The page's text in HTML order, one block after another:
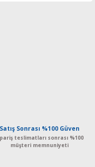
Satış Sonrası %100 Güven
teslimatları sonrası %100
müşteri memnuniyeti